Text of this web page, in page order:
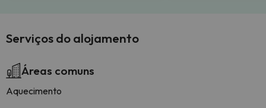
Serviços do alojamento
Áreas comuns
Aquecimento